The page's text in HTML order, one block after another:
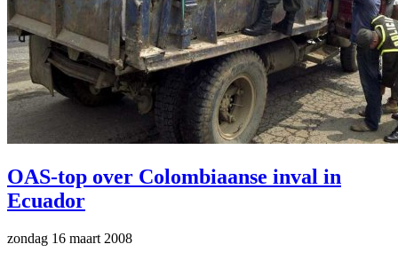
OAS-top over Colombiaanse inval in
Ecuador
zondag 16 maart 2008